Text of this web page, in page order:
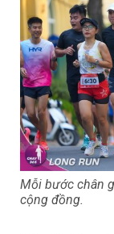
Mỗi bước chân
cộng đồng.